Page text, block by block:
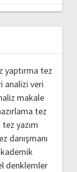
yaptırma tez
analizi veri
makale
tez
tez yazım
danışmanı
denklemler